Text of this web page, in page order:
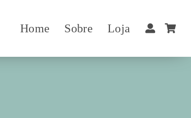
Home Sobre Loja